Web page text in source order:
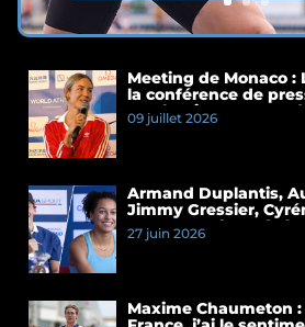
Meeting de Monaco
la conférence de
Duplantis et
09 juillet 2026
Armand Duplantis,
Jimmy Gressier,
Les temps forts de la
presse du Meeting de
27 juin 2026
Maxime Chaumeton